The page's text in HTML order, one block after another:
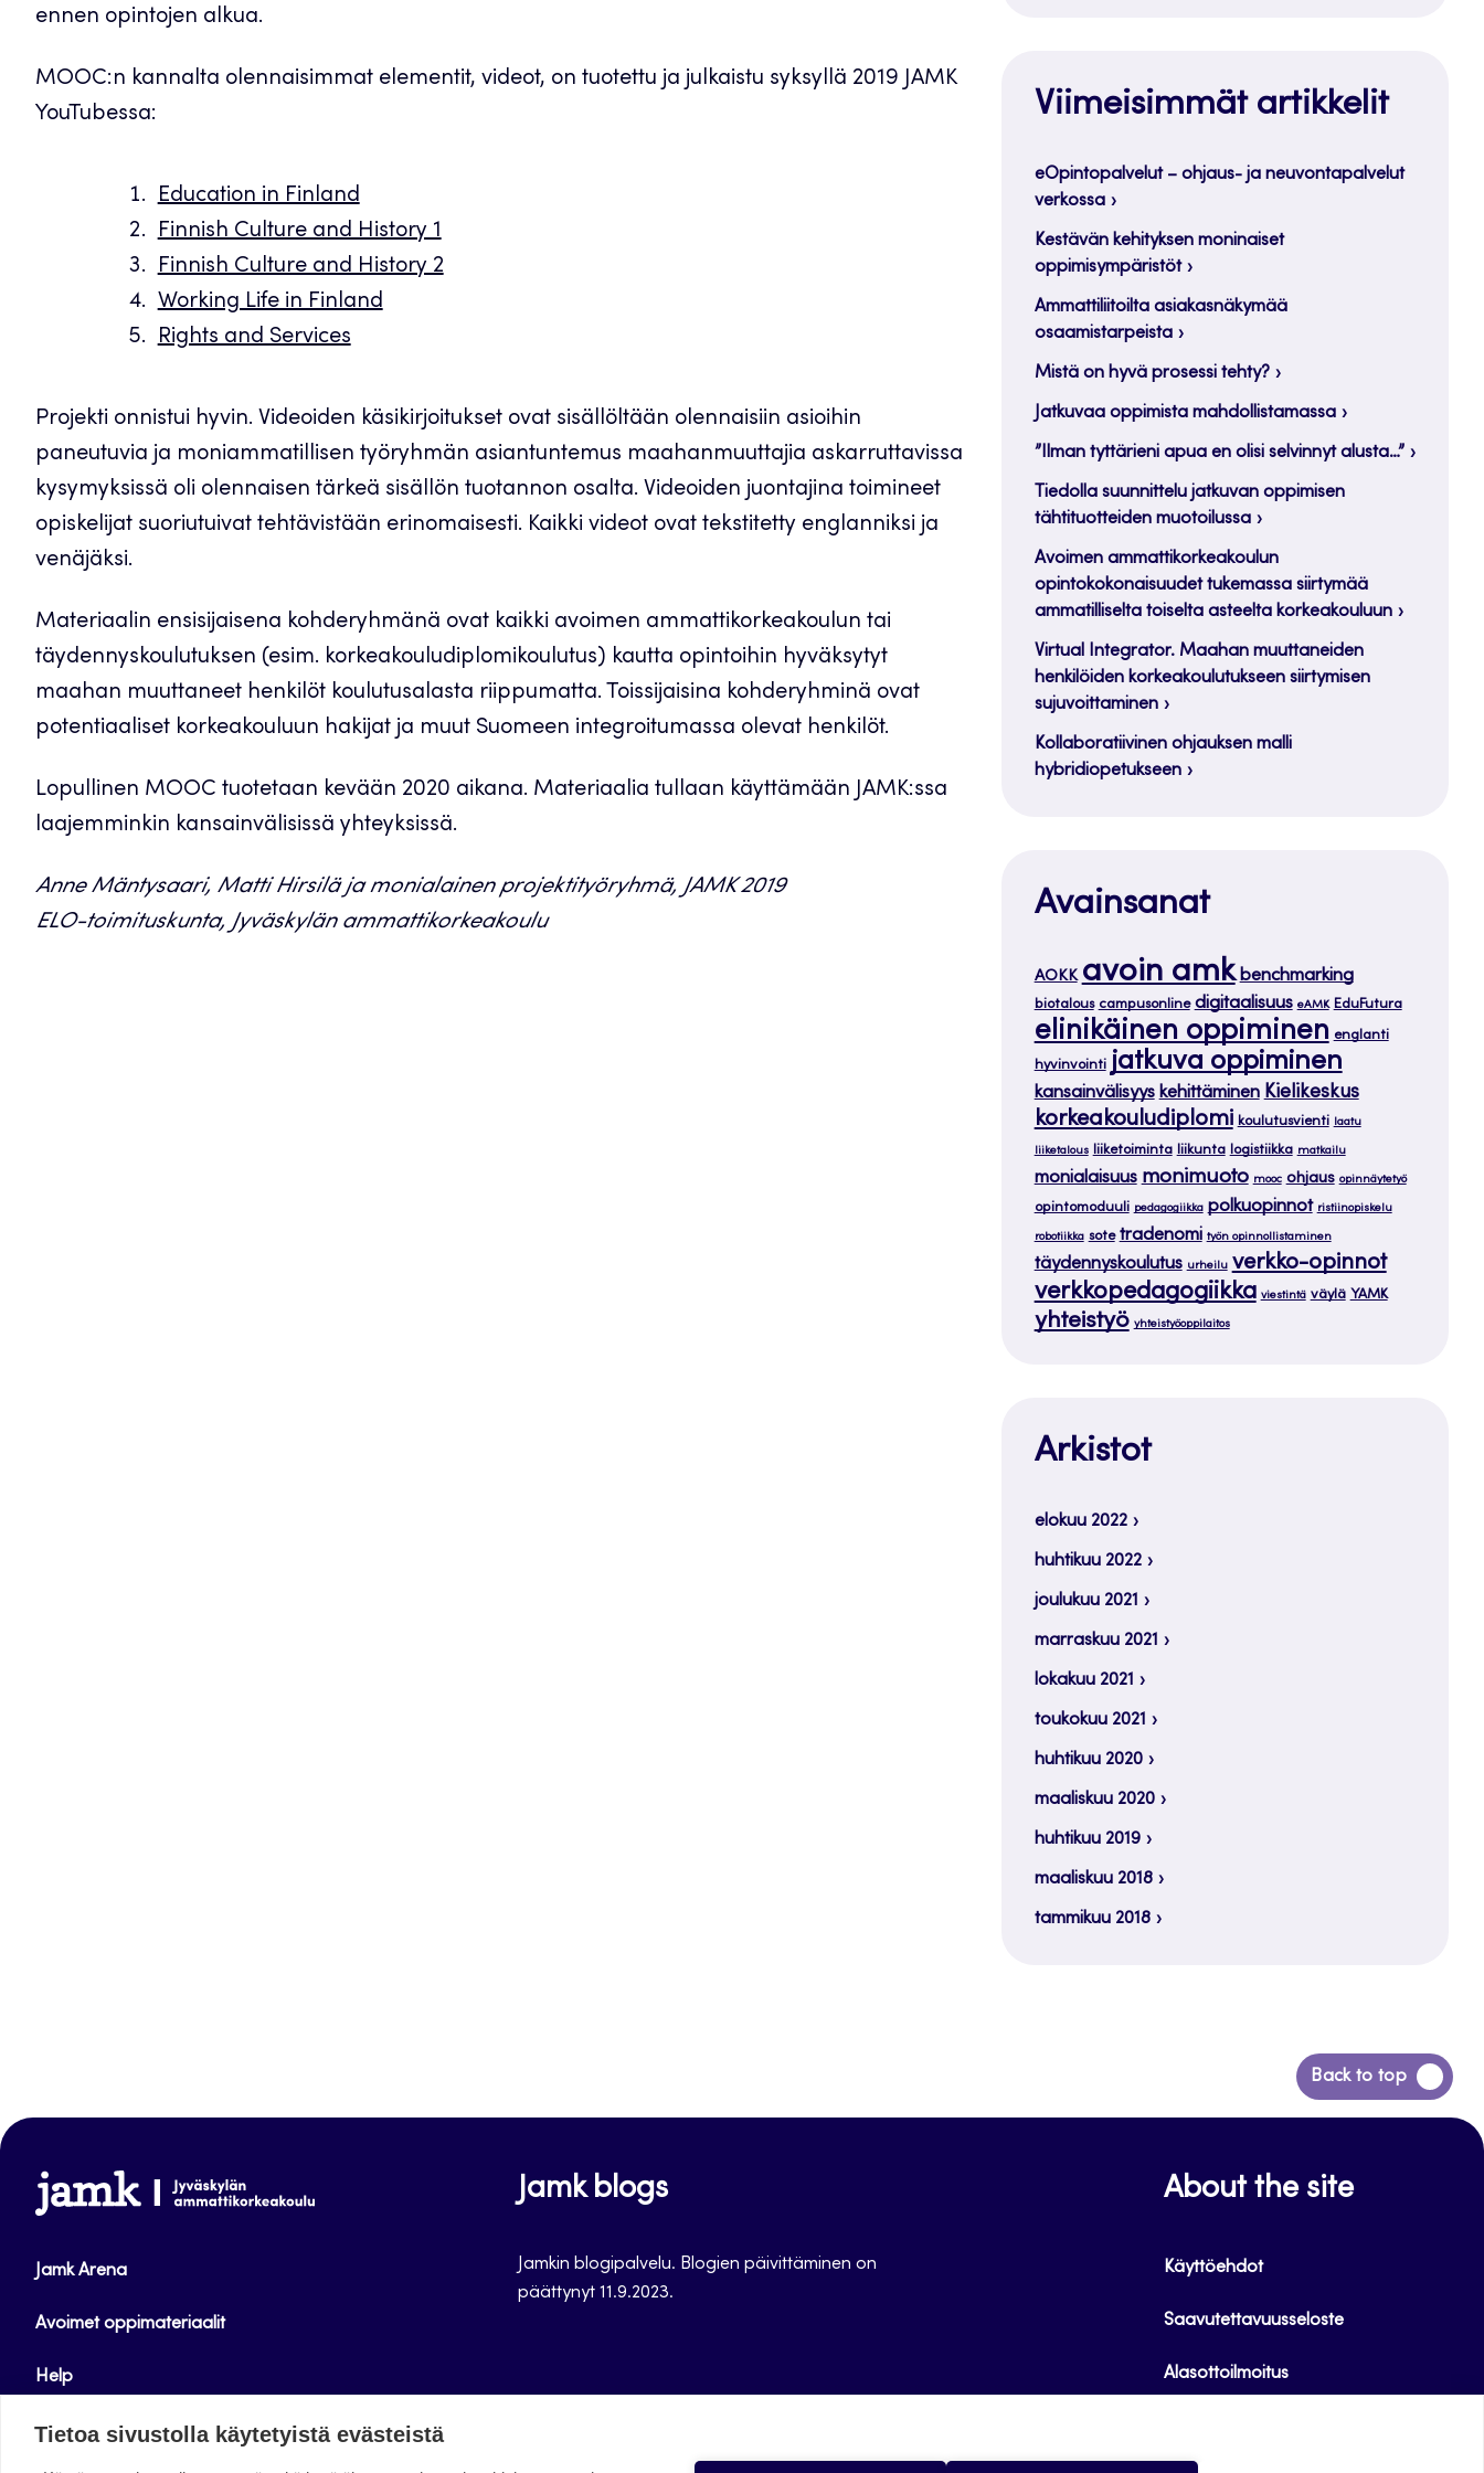
ennen opintojen alkua.
MOOC:n kannalta olennaisimmat elementit, videot, on tuotettu ja julkaistu syksyllä 2019 JAMK
YouTubessa:
Education in Finland
Finnish Culture and History 1
Finnish Culture and History 2
Working Life in Finland
Rights and Services
Projekti onnistui hyvin. Videoiden käsikirjoitukset ovat sisällöltään olennaisiin asioihin
paneutuvia ja moniammatillisen työryhmän asiantuntemus maahanmuuttajia askarruttavissa
kysymyksissä oli olennaisen tärkeä sisällön tuotannon osalta. Videoiden juontajina toimineet
opiskelijat suoriutuivat tehtävistään erinomaisesti. Kaikki videot ovat tekstitetty englanniksi ja
venäjäksi.
Materiaalin ensisijaisena kohderyhmänä ovat kaikki avoimen ammattikorkeakoulun tai
täydennyskoulutuksen (esim. korkeakouludiplomikoulutus) kautta opintoihin hyväksytyt
maahan muuttaneet henkilöt koulutusalasta riippumatta. Toissijaisina kohderyhminä ovat
potentiaaliset korkeakouluun hakijat ja muut Suomeen integroitumassa olevat henkilöt.
Lopullinen MOOC tuotetaan kevään 2020 aikana. Materiaalia tullaan käyttämään JAMK:ssa
laajemminkin kansainvälisissä yhteyksissä.
Anne Mäntysaari, Matti Hirsilä ja monialainen projektityöryhmä, JAMK 2019
ELO-toimituskunta, Jyväskylän ammattikorkeakoulu
Viimeisimmät artikkelit
eOpintopalvelut – ohjaus- ja neuvontapalvelut
verkossa
Kestävän kehityksen moninaiset
oppimisympäristöt
Ammattiliitoilta asiakasnäkymää
osaamistarpeista
Mistä on hyvä prosessi tehty?
Jatkuvaa oppimista mahdollistamassa
”Ilman tyttärieni apua en olisi selvinnyt alusta…”
Tiedolla suunnittelu jatkuvan oppimisen
tähtituotteiden muotoilussa
Avoimen ammattikorkeakoulun
opintokokonaisuudet tukemassa siirtymää
ammatilliselta toiselta asteelta korkeakouluun
Virtual Integrator. Maahan muuttaneiden
henkilöiden korkeakoulutukseen siirtymisen
sujuvoittaminen
Kollaboratiivinen ohjauksen malli
hybridiopetukseen
Avainsanat
AOKK avoin amk benchmarking
biotalous campusonline digitaalisuus eAMK EduFutura
elinikäinen oppiminen englanti
hyvinvointi jatkuva oppiminen
kansainvälisyys kehittäminen Kielikeskus
korkeakouludiplomi koulutusvienti laatu
liiketalous liiketoiminta liikunta logistiikka matkailu
monialaisuus monimuoto mooc ohjaus opinnäytetyö
opintomoduuli pedagogiikka polkuopinnot ristiinopiskelu
robotiikka sote tradenomi työn opinnollistaminen
täydennyskoulutus urheilu verkko-opinnot
verkkopedagogiikka viestintä väylä YAMK
yhteistyö yhteistyöoppilaitos
Arkistot
elokuu 2022
huhtikuu 2022
joulukuu 2021
marraskuu 2021
lokakuu 2021
toukokuu 2021
huhtikuu 2020
maaliskuu 2020
huhtikuu 2019
maaliskuu 2018
tammikuu 2018
Back to top
Siirry
takaisin
www.jamk.fi
Jamk Arena
Avoimet oppimateriaalit
Help
Verkkolehdet
Jamk blogs
Jamkin blogipalvelu. Blogien päivittäminen on
päättynyt 11.9.2023.
About the site
Käyttöehdot
Saavutettavuusseloste
Alasottoilmoitus
Tietoa sivustolla käytetyistä evästeistä